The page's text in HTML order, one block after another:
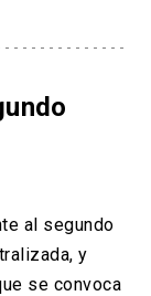
al segundo
y
se convoca